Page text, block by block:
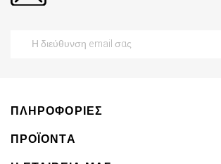
ΠΛΗΡΟΦΟΡΊΕΣ
ΠΡΟΪΌΝΤΑ